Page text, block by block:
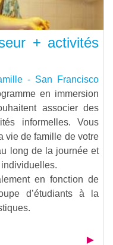
+ activités
- San Francisco
en immersion
associer des
informelles. Vous
vie de famille de votre
long de la journée et
en fonction de
d’étudiants à la